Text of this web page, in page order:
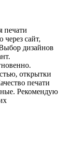
печати
через сайт,
дизайнов
открытки
печати
Рекомендую